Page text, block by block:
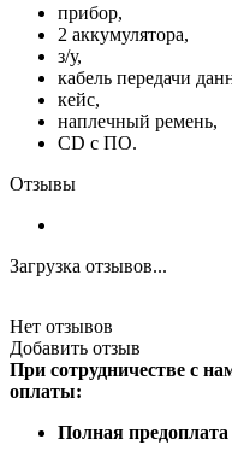
прибор,
2 аккумулятора,
з/у,
кабель передачи
кейс,
наплечный ремень,
СD c ПО.
Отзывы
Загрузка отзывов...
Нет отзывов
Добавить отзыв
При сотрудничестве с
оплаты:
Полная предоплата